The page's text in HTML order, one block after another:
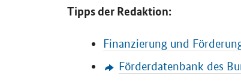
Tipps der Redaktion:
Finanzierung und
Förderdatenbank des